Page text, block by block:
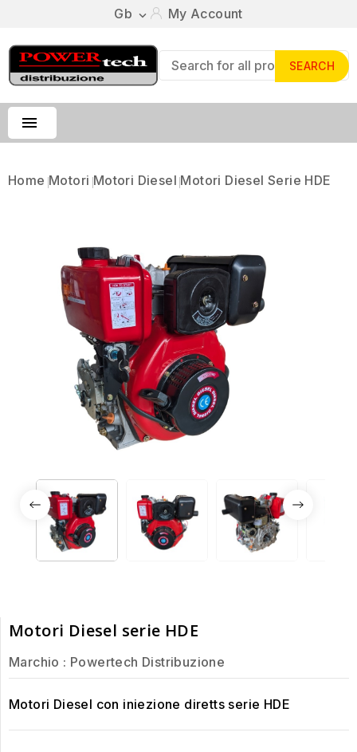
Gb  My Account
SEARCH

Home Motori Motori Diesel Motori Diesel Serie HDE
Motori Diesel serie HDE
Marchio : Powertech Distribuzione
Motori Diesel con iniezione diretts serie HDE